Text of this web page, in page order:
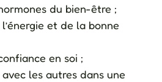
du bien-être ;
et de la bonne
en soi ;
les autres dans une